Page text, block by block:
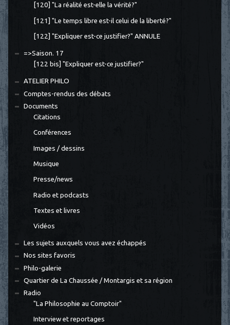
[120] "La réalité est-elle la vérité?"
[121] "Le temps libre est-il celui de la liberté?"
[122] "Expliquer est-ce justifier?" ANNULE
=>Saison. 17
[122 bis] "Expliquer est-ce justifier?"
ATELIER PHILO
Comptes-rendus des débats
Documents
Citations
Conférences
Images / dessins
Musique
Presse/news
Radio et podcasts
Textes et livres
Vidéos
Les sujets auxquels vous avez échappés
Nos sites favoris
Philo-galerie
Quartier de La Chaussée / Montargis et sa région
Radio
"La Philosophie au Comptoir"
Interview et reportages